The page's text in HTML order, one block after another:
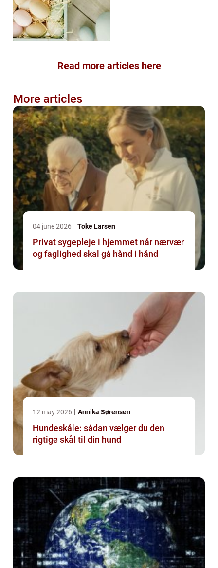
Read more articles here
More articles
04 june 2026 Toke Larsen
Privat sygepleje i hjemmet når nærvær
og faglighed skal gå hånd i hånd
12 may 2026 Annika Sørensen
Hundeskåle: sådan vælger du den
rigtige skål til din hund